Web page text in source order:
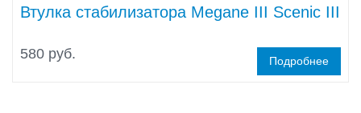
Втулка стабилизатора Megane III Scenic III
580 руб. Подробнее